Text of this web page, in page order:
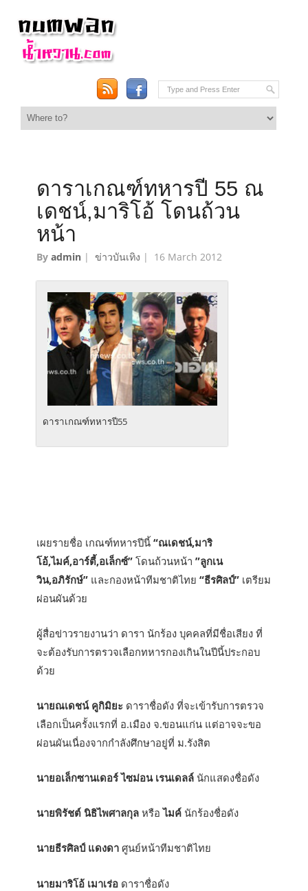
ดาราเกณฑ์ทหารปี 55 ณ
เดชน์,มาริโอ้ โดนถ้วน
หน้า
Byadmin |ข่าวบันเทิง | 16 March 2012
ดาราเกณฑ์ทหารปี55
เผยรายชื่อ เกณฑ์ทหารปีนี้“ณเดชน์,มาริ
โอ้,ไมค์,อาร์ตี้,อเล็กซ์” โดนถ้วนหน้า ”ลูกเน
วิน,อภิรักษ์” และกองหน้าทีมชาติไทย“ธีรศิลป์” เตรียม
ผ่อนผันด้วย
ผู้สื่อข่าวรายงานว่า ดารา นักร้อง บุคคลที่มีชื่อเสียง ที่
จะต้องรับการตรวจเลือกทหารกองเกินในปีนี้ประกอบ
ด้วย
นายณเดชน์ คูกิมิยะ ดาราชื่อดัง ที่จะเข้ารับการตรวจ
เลือกเป็นครั้งแรกที่ อ.เมือง จ.ขอนแก่น แต่อาจจะขอ
ผ่อนผันเนื่องจากกำลังศึกษาอยู่ที่ ม.รังสิต
นายอเล็กซานเดอร์ ไซม่อน เรนเดลล์นักแสดงชื่อดัง
นายพิรัชต์ นิธิไพศาลกุล หรือ ไมค์ นักร้องชื่อดัง
นายธีรศิลป์ แดงดาศูนย์หน้าทีมชาติไทย
นายมาริโอ้ เมาเร่อ ดาราชื่อดัง